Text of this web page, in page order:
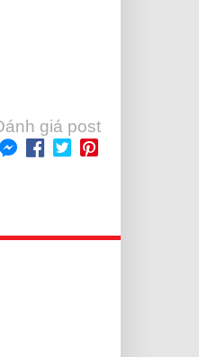
giá post